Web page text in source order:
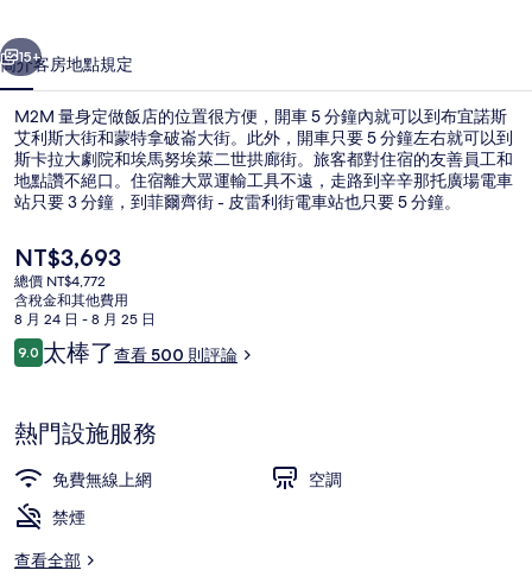
的
相
片
集
個 下一個
15+
簡介客房地點規定
M2M 量身定做飯店的位置很方便，開車 5 分鐘內就可以到布宜諾斯
艾利斯大街和蒙特拿破崙大街。此外，開車只要 5 分鐘左右就可以到
斯卡拉大劇院和埃馬努埃萊二世拱廊街。旅客都對住宿的友善員工和
地點讚不絕口。住宿離大眾運輸工具不遠，走路到辛辛那托廣場電車
站只要 3 分鐘，到菲爾齊街 - 皮雷利街電車站也只要 5 分鐘。
目
前
的
價
格
是
NT$3,693
總價 NT$4,772
含稅金和其他費用
8 月 24 日 - 8 月 25 日
評
論
9.09.0 分，滿分 10 分，
太棒了查看 500 則評論
熱門設施服務
免費無線上網
空調
禁煙
查看全部